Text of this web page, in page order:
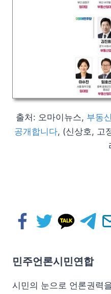
출처: 오마이뉴스, 부동
공개합니다, (신상호, 고
민주언론시민연합
시민의 눈으로 언론권력